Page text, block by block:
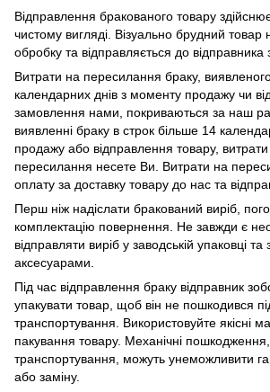
Відправлення бракованого товару
чистому вигляді. Візуально брудний
обробку та відправляється до відправника
Витрати на пересилання браку,
календарних днів з моменту продажу чи
замовлення нами, покриваються за наш
виявленні браку в строк більше 14
продажу або відправлення товару,
пересилання несете Ви. Витрати на
оплату за доставку товару до нас та
Перш ніж надіслати бракований виріб,
комплектацію повернення. Не завжди є
відправляти виріб у заводській упаковці та
аксесуарами.
Під час відправлення браку відправник
упакувати товар, щоб він не пошкодився
транспортування. Використовуйте якісні
пакування товару. Механічні
транспортування, можуть унеможливити
або заміну.